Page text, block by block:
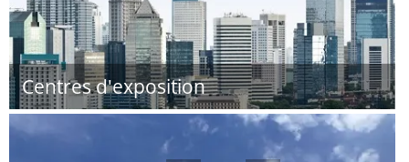
Centres d'exposition